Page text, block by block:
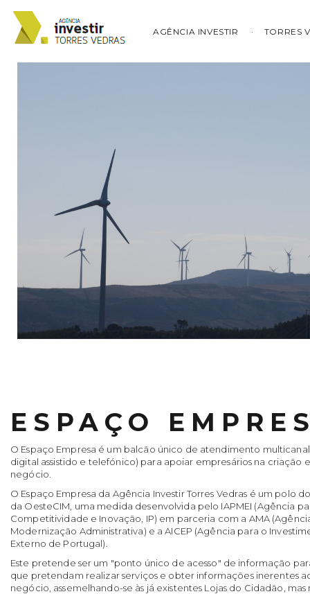
AGÊNCIA INVESTIR TORRES
ESPAÇO
O Espaço Empresa é um balcão único de atendimento
digital assistido e telefónico) para apoiar empresários na criação
negócio.
O Espaço Empresa da Agência Investir Torres Vedras é um polo
da OesteCIM, uma medida desenvolvida pelo IAPMEI (Agência
Competitividade e Inovação, IP) em parceria com a AMA
Modernização Administrativa) e a AICEP (Agência para o
Externo de Portugal).
Este pretende ser um "ponto único de acesso" de informação
que pretendam realizar serviços e obter informações inerentes
negócio, assemelhando-se às já existentes Lojas do Cidadão,